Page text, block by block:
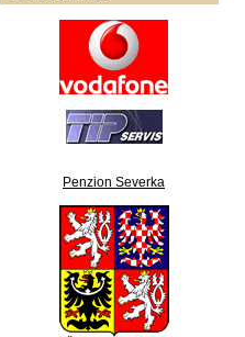
Penzion Severka